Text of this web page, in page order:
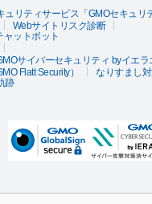
リティサービス「GMOセキュリ
Webサイトリスク診断
ットボット
サイバーセキュリティ byイエラ
Flatt Security）
なりすまし
跡